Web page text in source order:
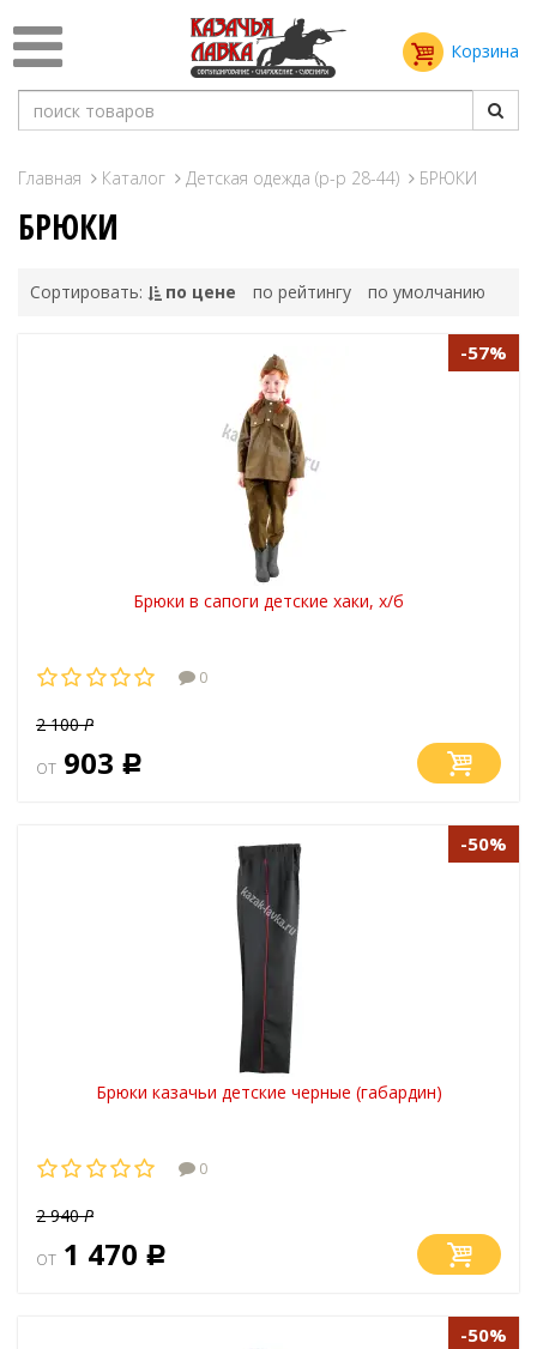
Корзина
Главная Каталог Детская одежда (р-р 28-44) БРЮКИ
БРЮКИ
Сортировать: по цене по рейтингу по умолчанию
Брюки в сапоги детские хаки, х/б
0
2 100Р
от 903 Р
-57%
Брюки казачьи детские черные (габардин)
0
2 940Р
от 1 470 Р
-50%
-50%